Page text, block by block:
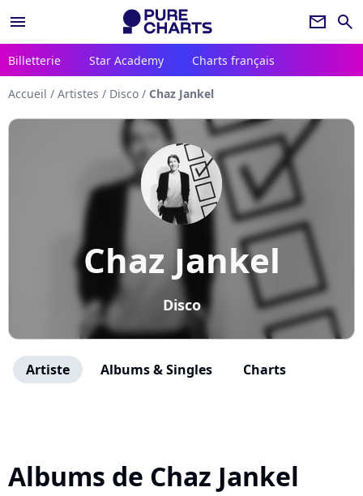
menu newsletter search
Billetterie Star Academy Charts français
Accueil / Artistes / Disco / Chaz Jankel
Chaz Jankel
Disco
Artiste Albums & Singles Charts
Albums de Chaz Jankel